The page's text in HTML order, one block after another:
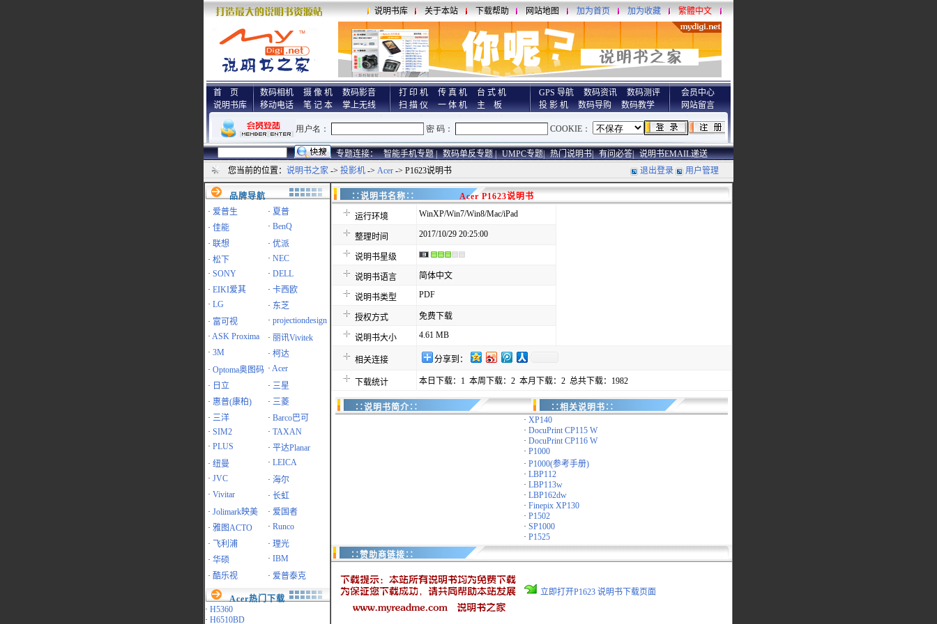
说明书库 关于本站 下载帮助 网站地图 加为首页 加为收藏 繁體中文
首 页
说明书库
数码相机 摄 像 机
数码影音
移动电话
笔 记 本 掌上无线
打 印 机 传 真 机
台 式 机
扫 描 仪
一 体 机 主 板
GPS 导航 数码资讯
数码测评
投 影 机
数码导购 数码教学
会员中心
网站留言
专题连接： 智能手机专题 | 数码单反专题 | UMPC专题| 热门说明书| 有问必答| 说明书EMAIL递送
您当前的位置： 说明书之家 -> 投影机 -> Acer -> P1623说明书 退出登录 用户管理
品牌导航
· 爱普生 · 夏普
· 佳能 · BenQ
· 联想 · 优派
· 松下 · NEC
· SONY · DELL
· EIKI爱其 · 卡西欧
· LG · 东芝
· 富可视 · projectiondesign
· ASK Proxima · 丽讯Vivitek
· 3M · 柯达
· Optoma奥图码 · Acer
· 日立 · 三星
· 惠普(康柏) · 三菱
· 三洋 · Barco巴可
· SIM2 · TAXAN
· PLUS · 平达Planar
· 纽曼 · LEICA
· JVC · 海尔
· Vivitar · 长虹
· Jolimark映美 · 爱国者
· 雅图ACTO · Runco
·
飞利浦 · 理光
· 华硕 · IBM
· 酷乐视 · 爱普泰克
Acer热门下载
· H5360
· H6510BD
∷说明书名称∷ Acer P1623说明书
运行环境 WinXP/Win7/Win8/Mac/iPad
整理时间 2017/10/29 20:25:00
说明书星级
说明书语言 简体中文
说明书类型 PDF
授权方式 免费下载
说明书大小 4.61 MB
相关连接 分享到：
下载统计 本日下载：1 本周下载：2 本月下载：2 总共下载：1982
∷说明书简介∷
∷相关说明书∷
· XP140
· DocuPrint CP115 W
· DocuPrint CP116 W
· P1000
· P1000(参考手册)
· LBP112
· LBP113w
· LBP162dw
· Finepix XP130
· P1502
· SP1000
· P1525
∷赞助商链接∷
立即打开P1623 说明书下载页面